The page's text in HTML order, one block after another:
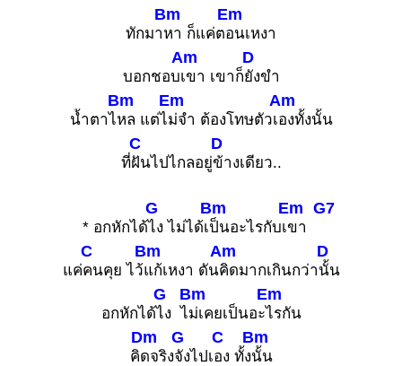
ทักมา
Bm
หา ก็แค่ต
Em
อนเหงา
บอกชอบ
Am
เขา เขาก็
D
ยังขำ
น้ำตาไ
Bm
หล แต่ไ
Em
ม่จำ ต้องโทษตัวเ
Am
องทั้งนั้น
ที่
C
ฝันไปไกลอยู่
D
ข้างเดียว..
* อกหักได้
G
ไง ไม่ได้เ
Bm
ป็นอะไรกับเ
Em
ขา
G7
แค่
C
คนคุย ไว้
Bm
แก้เหงา ดัน
Am
คิดมากเกินกว่า
D
นั้น
อกหักได้
G
ไง ไ
Bm
ม่เคยเป็นอะ
Em
ไรกัน
คิ
Dm
ดจริง
G
จังไปเ
C
อง ทั้ง
Bm
นั้น